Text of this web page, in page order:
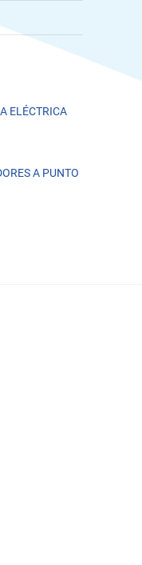
ELÉCTRICA
A PUNTO